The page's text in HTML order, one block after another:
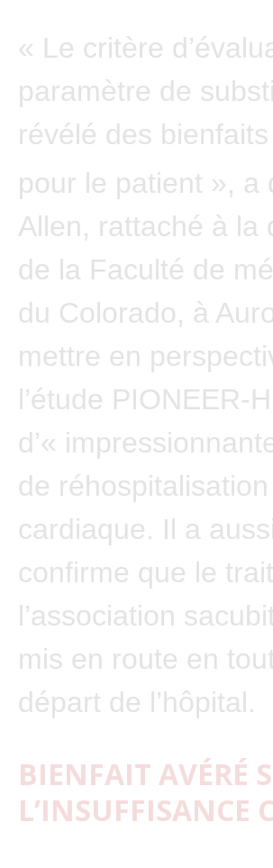
« Le critère
paramètre de
révélé des
pour le patient », a
Allen, rattaché à la
de la Faculté de
du Colorado, à
mettre en
l’étude PIONEER-
d’«
de
cardiaque. Il a
confirme que le
l’association
mis en route en
départ de l’hôpital.
BIENFAIT AVÉRÉ
L’INSUFFISANCE